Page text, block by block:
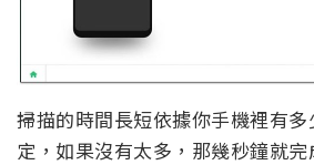
掃描的時間長短依據你手機裡有
定，如果沒有太多，那幾秒鐘就